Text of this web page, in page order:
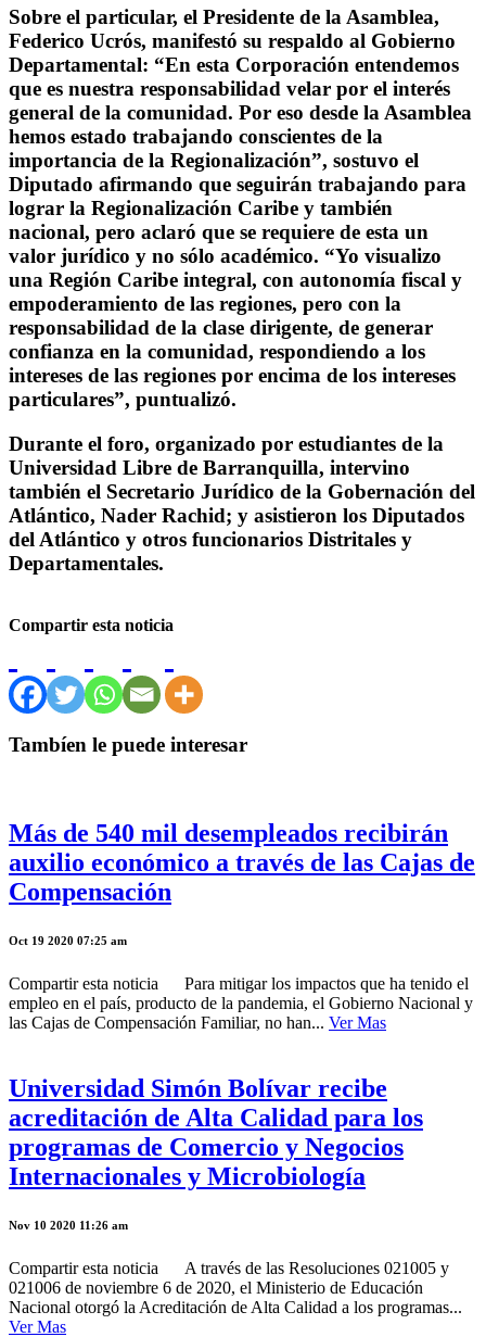
Sobre el particular, el Presidente de la Asamblea,
Federico Ucrós, manifestó su respaldo al Gobierno
Departamental: “En esta Corporación entendemos
que es nuestra responsabilidad velar por el interés
general de la comunidad. Por eso desde la Asamblea
hemos estado trabajando conscientes de la
importancia de la Regionalización”, sostuvo el
Diputado afirmando que seguirán trabajando para
lograr la Regionalización Caribe y también
nacional, pero aclaró que se requiere de esta un
valor jurídico y no sólo académico. “Yo visualizo
una Región Caribe integral, con autonomía fiscal y
empoderamiento de las regiones, pero con la
responsabilidad de la clase dirigente, de generar
confianza en la comunidad, respondiendo a los
intereses de las regiones por encima de los intereses
particulares”, puntualizó.
Durante el foro, organizado por estudiantes de la
Universidad Libre de Barranquilla, intervino
también el Secretario Jurídico de la Gobernación del
Atlántico, Nader Rachid; y asistieron los Diputados
del Atlántico y otros funcionarios Distritales y
Departamentales.
Compartir esta noticia
Tambíen le puede interesar
Más de 540 mil desempleados recibirán
auxilio económico a través de las Cajas de
Compensación
Oct 19 2020 07:25 am
Compartir esta noticia Para mitigar los impactos que ha tenido el
empleo en el país, producto de la pandemia, el Gobierno Nacional y
las Cajas de Compensación Familiar, no han... Ver Mas
Universidad Simón Bolívar recibe
acreditación de Alta Calidad para los
programas de Comercio y Negocios
Internacionales y Microbiología
Nov 10 2020 11:26 am
Compartir esta noticia A través de las Resoluciones 021005 y
021006 de noviembre 6 de 2020, el Ministerio de Educación
Nacional otorgó la Acreditación de Alta Calidad a los programas...
Ver Mas